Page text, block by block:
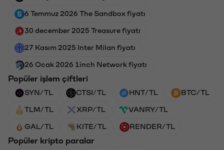
6 Temmuz 2026 The Sandbox fiyatı
30 december 2025 Treasure fiyatı
27 Kasım 2025 Inter Milan fiyatı
26 Ocak 2026 1inch Network fiyatı
Popüler işlem çiftleri
SYN/TL CTSI/TL HNT/TL BTC/TL
TLM/TL XRP/TL VANRY/TL
GAL/TL KITE/TL RENDER/TL
Popüler kripto paralar